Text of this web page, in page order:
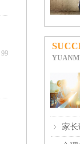
99
ꁇ